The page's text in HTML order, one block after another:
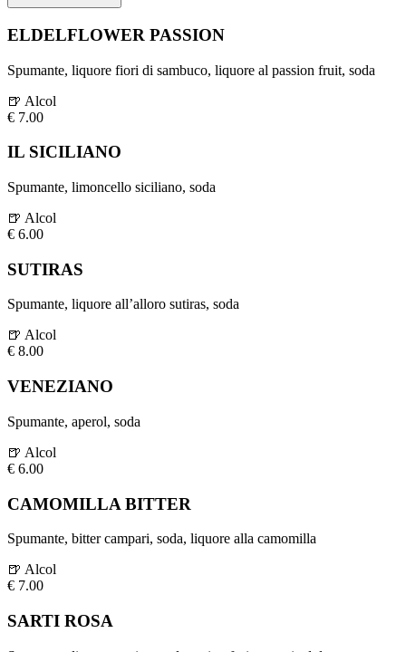
ELDELFLOWER PASSION
Spumante, liquore fiori di sambuco, liquore al passion fruit, soda
🍺 Alcol
€ 7.00
IL SICILIANO
Spumante, limoncello siciliano, soda
🍺 Alcol
€ 6.00
SUTIRAS
Spumante, liquore all’alloro sutiras, soda
🍺 Alcol
€ 8.00
VENEZIANO
Spumante, aperol, soda
🍺 Alcol
€ 6.00
CAMOMILLA BITTER
Spumante, bitter campari, soda, liquore alla camomilla
🍺 Alcol
€ 7.00
SARTI ROSA